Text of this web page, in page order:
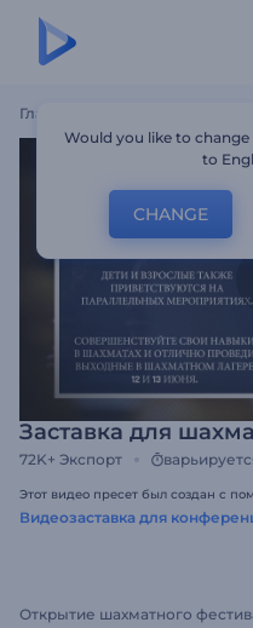
Главная
Заставка для
72K+ Экспорт
Этот видео пресет был создан с
Видеозаставка для
Открытие шахматного
Would you like to
to
CHANGE